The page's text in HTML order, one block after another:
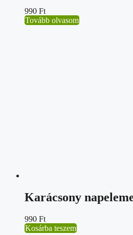
990 Ft
Tovább olvasom
Karácsony
990 Ft
Kosárba teszem